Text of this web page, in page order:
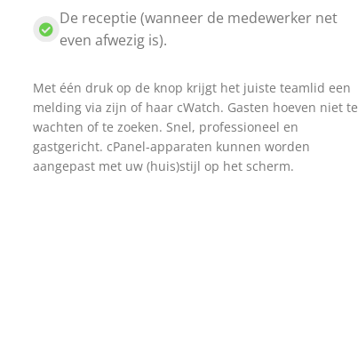
De receptie (wanneer de medewerker net
even afwezig is).
Met één druk op de knop krijgt het juiste teamlid een
melding via zijn of haar cWatch. Gasten hoeven niet te
wachten of te zoeken. Snel, professioneel en
gastgericht. cPanel-apparaten kunnen worden
aangepast met uw (huis)stijl op het scherm.